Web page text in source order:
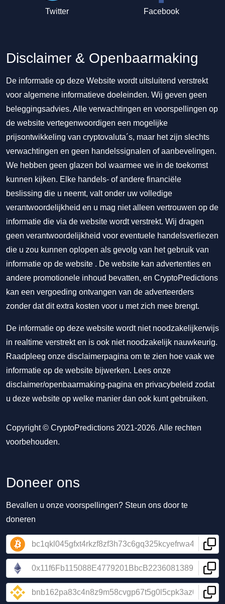
Twitter Facebook
Disclaimer & Openbaarmaking
De informatie op deze Website wordt uitsluitend verstrekt
voor algemene informatieve doeleinden. Wij geven geen
beleggingsadvies. Alle verwachtingen en voorspellingen op
de website vertegenwoordigen een mogelijke
prijsontwikkeling van cryptovaluta´s, maar het zijn slechts
verwachtingen en geen handelssignalen of aanbevelingen.
We hebben geen glazen bol waarmee we in de toekomst
kunnen kijken. Elke handels- of andere financiële
beslissing die u neemt, valt onder uw volledige
verantwoordelijkheid en u mag niet alleen vertrouwen op de
informatie die via de website wordt verstrekt. Wij dragen
geen verantwoordelijkheid voor eventuele handelsverliezen
die u zou kunnen oplopen als gevolg van het gebruik van
informatie op de website . De website kan advertenties en
andere promotionele inhoud bevatten, en CryptoPredictions
kan een vergoeding ontvangen van de adverteerders
zonder dat dit extra kosten voor u met zich mee brengt.
De informatie op deze website wordt niet noodzakelijkerwijs
in realtime verstrekt en is ook niet noodzakelijk nauwkeurig.
Raadpleeg onze disclaimerpagina om te zien hoe vaak we
informatie op de website bijwerken. Lees onze
disclaimer/openbaarmaking-pagina en privacybeleid zodat
u deze website op welke manier dan ook kunt gebruiken.
Copyright © CryptoPredictions 2021-2026. Alle rechten
voorbehouden.
Doneer ons
Bevallen u onze voorspellingen? Steun ons door te
doneren